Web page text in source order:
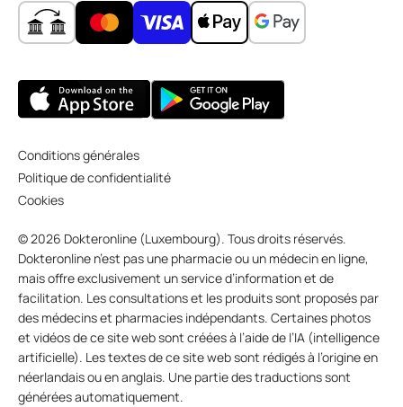
Conditions générales
Politique de confidentialité
Cookies
© 2026 Dokteronline (Luxembourg). Tous droits réservés.
Dokteronline n’est pas une pharmacie ou un médecin en ligne,
mais offre exclusivement un service d’information et de
facilitation. Les consultations et les produits sont proposés par
des médecins et pharmacies indépendants. Certaines photos
et vidéos de ce site web sont créées à l’aide de l’IA (intelligence
artificielle). Les textes de ce site web sont rédigés à l’origine en
néerlandais ou en anglais. Une partie des traductions sont
générées automatiquement.